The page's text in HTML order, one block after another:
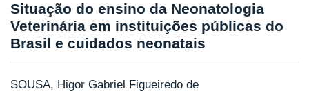
Situação do ensino da Neonatologia
Veterinária em instituições públicas do
Brasil e cuidados neonatais
SOUSA, Higor Gabriel Figueiredo de